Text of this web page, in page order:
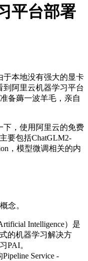
平台部署
于本地没有强大的显卡
阿里云机器学习平台
备薅一波羊毛，亲自
下，使用阿里云的免费
要包括ChatGLM2-
，模型微调相关的内
念。
Intelligence）是
的机器学习解决方
PAI。
Service -